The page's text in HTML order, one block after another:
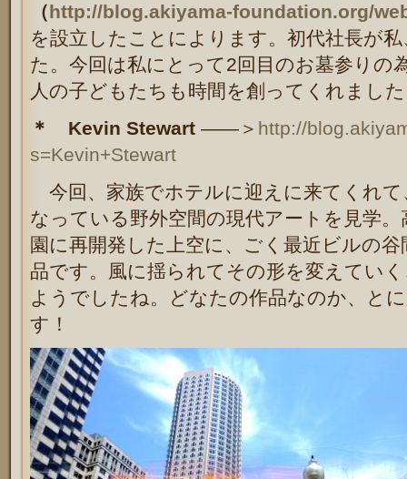
（http://blog.akiyama-foundation.org/
を設立したことによります。初代社長が
た。今回は私にとって2回目のお墓参りの
人の子どもたちも時間を創ってくれまし
＊ Kevin Stewart ――＞ http://
s=Kevin+Stewart
今回、家族でホテルに迎えに来てくれ
なっている野外空間の現代アートを見学
園に再開発した上空に、ごく最近ビルの
品です。風に揺られてその形を変えてい
ようでしたね。どなたの作品なのか、と
す！